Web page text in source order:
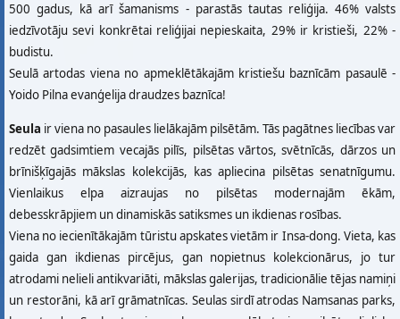
500 gadus, kā arī šamanisms - parastās tautas reliģija. 46% valsts
iedzīvotāju sevi konkrētai reliģijai nepieskaita, 29% ir kristieši, 22% -
budistu.
Seulā artodas viena no apmeklētākajām kristiešu baznīcām pasaulē -
Yoido Pilna evanģelija draudzes baznīca!
Seula ir viena no pasaules lielākajām pilsētām. Tās pagātnes liecības var
redzēt gadsimtiem vecajās pilīs, pilsētas vārtos, svētnīcās, dārzos un
brīnišķīgajās mākslas kolekcijās, kas apliecina pilsētas senatnīgumu.
Vienlaikus elpa aizraujas no pilsētas modernajām ēkām,
debesskrāpjiem un dinamiskās satiksmes un ikdienas rosības.
Viena no iecienītākajām tūristu apskates vietām ir Insa-dong. Vieta, kas
gaida gan ikdienas pircējus, gan nopietnus kolekcionārus, jo tur
atrodami nelieli antikvariāti, mākslas galerijas, tradicionālie tējas namiņi
un restorāni, kā arī grāmatnīcas. Seulas sirdī atrodas Namsanas parks,